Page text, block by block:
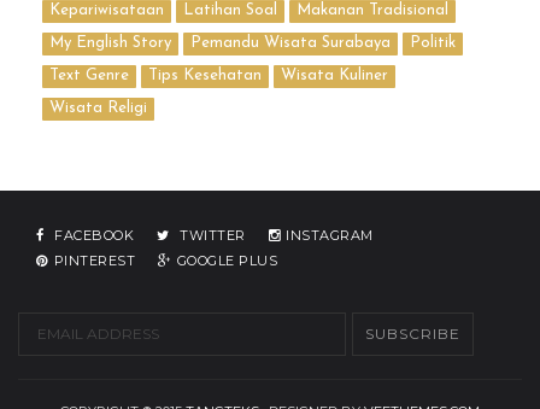
Kepariwisataan Latihan Soal Makanan Tradisional
My English Story Pemandu Wisata Surabaya Politik
Text Genre Tips Kesehatan Wisata Kuliner
Wisata Religi
FACEBOOK TWITTER
INSTAGRAM
PINTEREST
GOOGLE PLUS